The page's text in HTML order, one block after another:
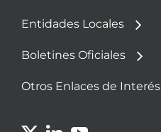
Entidades Locales
Boletines Oficiales
Otros Enlaces de Interés